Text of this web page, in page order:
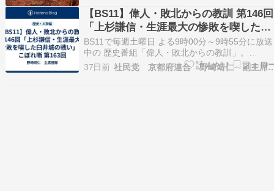
がこちらは皆無だった）。 戦国時代の武田氏の
火台で…
【BS11】偉人・敗北からの教訓 第146回
「上杉謙信・生涯最大の惨敗を喫した臼
井城の戦い」＆こぼれ噺 第163回
BS11で毎週土曜日 よる9時00分～9時55分に放送
中の 歴史番組「偉人・敗北からの教訓」。
YouTubeで期間限定の見逃し配信が行われていま
す。 それでは、第146回「上杉謙信・生涯最大の
37日前 社民党 京都府連合